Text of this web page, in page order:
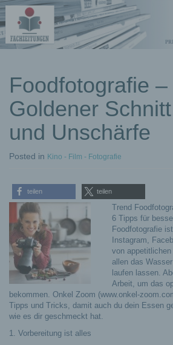
Pressemeldungen
Foodfotografie –
Goldener
und Unschärfe
Posted in Kino - Film - Fotografie
teilen teilen
Trend
6 Tipps für
Foodfotografie
Instagram,
von
allen das
laufen lassen.
Arbeit, um das
bekommen. Onkel Zoom (www.onkel-
Tipps und Tricks, damit auch du dein Essen
wie es dir geschmeckt hat.
1. Vorbereitung ist alles